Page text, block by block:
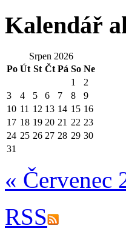
Kalendář
Srpen 2026
Po Út St Čt Pá So Ne
1
2
3
4 5 6 7 8
9
10 11 12 13 14 15 16
17 18 19 20 21 22 23
24 25 26 27 28 29 30
31
« Červenec
RSS